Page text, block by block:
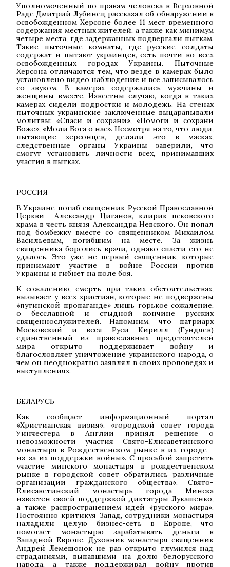
Уполномоченный по правам человека в Верховной
Раде Дмитрий Лубинец рассказал об обнаружении в
освобожденном Херсоне более 11 мест временного
содержания местных жителей, а также как минимум
четыре места, где задержанных подвергали пыткам.
Такие пыточные комнаты, где русские солдаты
содержат и пытают украинцев, есть почти во всех
освобожденных городах Украины. Пыточные
Херсона отличаются тем, что везде в камерах было
установлено видео наблюдение и все записывалось
со звуком. В камерах содержались мужчины и
женщины вместе. Известны случаю, когда в таких
камерах сидели подростки и молодежь. На стенах
пыточных украинские заключенные выцарапывали
молитвы: «Спаси и сохрани», «Помоги и сохрани
Боже», «Моли Бога о нас». Несмотря на то, что люди,
пытающие херсонцев, делали это в масках,
следственные органы Украины заверили, что
смогут установить личности всех, принимавших
участия в пытках.
РОССИЯ
В Украине погиб священник Русской Православной
Церкви
Александр Циганов, клирик псковского
храма в честь князя Александра Невского. Он попал
под бомбежку вместе со священником Михаилом
Васильевым, погибшим на месте. За жизнь
священника боролись врачи, однако спасти его не
удалось. Это уже не первый священник, которые
принимают участие в войне России против
Украины и гибнет на поле боя.
К сожалению, смерть при таких обстоятельствах,
вызывает у всех христиан, которые не подвержены
«путинской пропаганде» лишь горькое сожаление,
о бесславной и стыдной кончине русских
священнослужителей. Напомним, что патриарх
Московский и всея Руси Кирилл (Гундяев)
единственный из православных предстоятелей
мира открыто поддерживает войну и
благословляет уничтожение украинского народа, о
чем он неоднократно заявлял в своих проповедях и
выступлениях.
БЕЛАРУСЬ
Как сообщает информационный портал
«Христианская визия», «городской совет города
Уинчестера в Англии принял решение о
невозможности участия Свято-Елисаветинского
монастыря в Рождественском рынке в их городе -
из-за их поддержки войны». С просьбой запретить
участие минского монастыря в рождественском
рынке в городской совет обратились различные
организации гражданского общества». Свято-
Елисаветинский монастырь города Минска
известен своей поддержкой диктатуры Лукашенко,
а также распространением идей «русского мира».
Постоянно критикуя Запад, сотрудники монастыря
наладили целую бизнес-сеть в Европе, что
помогает монастырю зарабатывать деньги в
Западной Европе. Духовник монастыря священник
Андрей Лемешонок не раз открыто глумился над
страданиями, выпавшими на долю белорусского
народа, а также поддерживал войну против